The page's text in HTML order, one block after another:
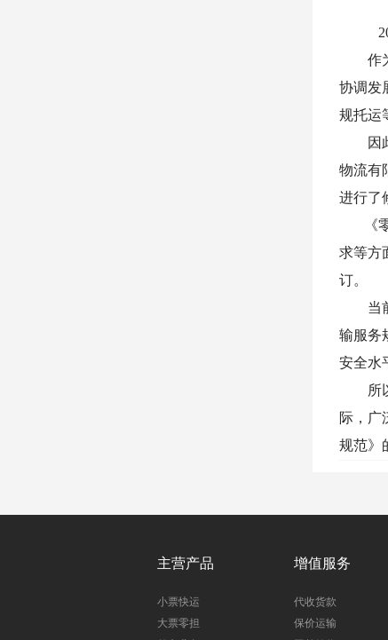
作为
协调发
规托运
因此
物流有
进行了
《零
求等方
订。
当前
输服务
安全水
所以
际，广
规范》
主营产品
小票快运
大票零担
增值服务
代收货款
保价运输